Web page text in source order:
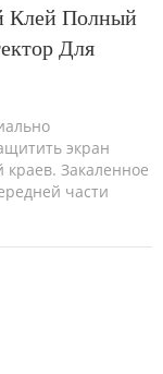
Клей Полный
Для
экран
Закаленное
части